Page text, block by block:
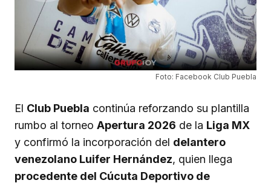
Foto: Facebook Club Puebla
El Club Puebla continúa reforzando su plantilla
rumbo al torneo Apertura 2026 de la Liga MX
y confirmó la incorporación del delantero
venezolano Luifer Hernández, quien llega
procedente del Cúcuta Deportivo de